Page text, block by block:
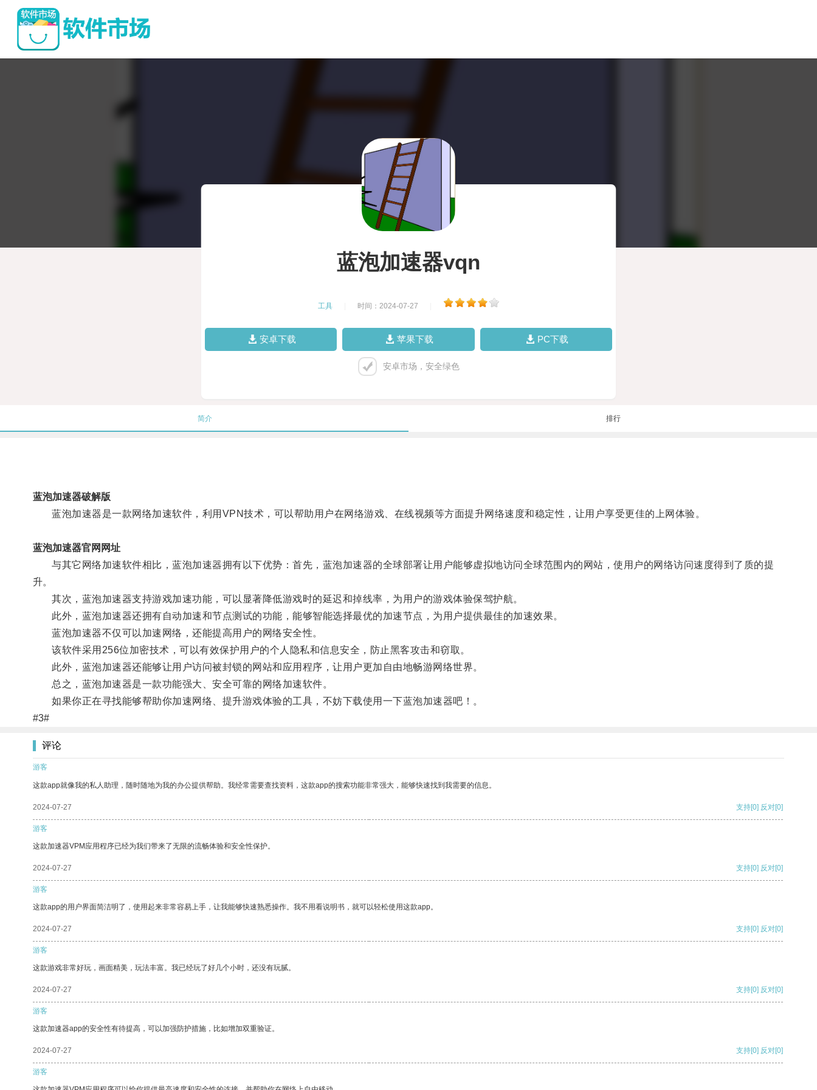
蓝泡加速器vqn
工具 时间：2024-07-27
安卓下载 苹果下载 PC下载
安卓市场，安全绿色
简介 排行
蓝泡加速器破解版
蓝泡加速器是一款网络加速软件，利用VPN技术，可以帮助用户在网络游戏、在线视频等方面提升网络速度和稳定性，让用户享受更佳的上网体验。
蓝泡加速器官网网址
与其它网络加速软件相比，蓝泡加速器拥有以下优势：首先，蓝泡加速器的全球部署让用户能够虚拟地访问全球范围内的网站，使用户的网络访问速度得到了质的提
升。
其次，蓝泡加速器支持游戏加速功能，可以显著降低游戏时的延迟和掉线率，为用户的游戏体验保驾护航。
此外，蓝泡加速器还拥有自动加速和节点测试的功能，能够智能选择最优的加速节点，为用户提供最佳的加速效果。
蓝泡加速器不仅可以加速网络，还能提高用户的网络安全性。
该软件采用256位加密技术，可以有效保护用户的个人隐私和信息安全，防止黑客攻击和窃取。
此外，蓝泡加速器还能够让用户访问被封锁的网站和应用程序，让用户更加自由地畅游网络世界。
总之，蓝泡加速器是一款功能强大、安全可靠的网络加速软件。
如果你正在寻找能够帮助你加速网络、提升游戏体验的工具，不妨下载使用一下蓝泡加速器吧！。
#3#
评论
游客
这款app就像我的私人助理，随时随地为我的办公提供帮助。我经常需要查找资料，这款app的搜索功能非常强大，能够快速找到我需要的信息。
2024-07-27 支持[0] 反对[0]
游客
这款加速器VPM应用程序已经为我们带来了无限的流畅体验和安全性保护。
2024-07-27 支持[0] 反对[0]
游客
这款app的用户界面简洁明了，使用起来非常容易上手，让我能够快速熟悉操作。我不用看说明书，就可以轻松使用这款app。
2024-07-27 支持[0] 反对[0]
游客
这款游戏非常好玩，画面精美，玩法丰富。我已经玩了好几个小时，还没有玩腻。
2024-07-27 支持[0] 反对[0]
游客
这款加速器app的安全性有待提高，可以加强防护措施，比如增加双重验证。
2024-07-27 支持[0] 反对[0]
游客